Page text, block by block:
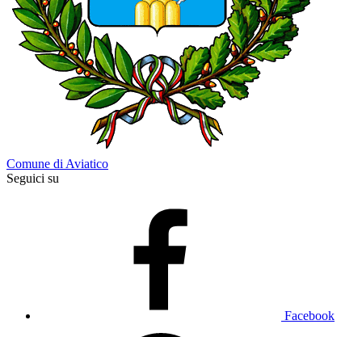
Comune di Aviatico
Seguici su
Facebook